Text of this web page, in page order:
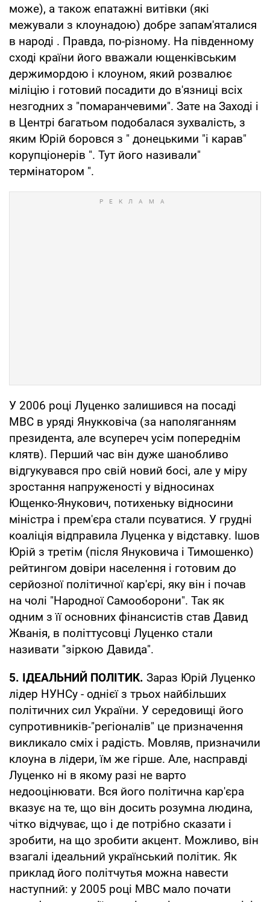
може), а також епатажні витівки (які
межували з клоунадою) добре запам'яталися
в народі . Правда, по-різному. На південному
сході країни його вважали ющенківським
держимордою і клоуном, який розвалює
міліцію і готовий посадити до в'язниці всіх
незгодних з "помаранчевими". Зате на Заході і
в Центрі багатьом подобалася зухвалість, з
яким Юрій боровся з " донецькими "і карав"
корупціонерів ". Тут його називали"
термінатором ".
У 2006 році Луценко залишився на посаді
МВС в уряді Янукковіча (за наполяганням
президента, але всупереч усім попереднім
клятв). Перший час він дуже шанобливо
відгукувався про свій новий босі, але у міру
зростання напруженості у відносинах
Ющенко-Янукович, потихеньку відносини
міністра і прем'єра стали псуватися. У грудні
коаліція відправила Луценка у відставку. Ішов
Юрій з третім (після Януковича і Тимошенко)
рейтингом довіри населення і готовим до
серйозної політичної кар'єрі, яку він і почав
на чолі "Народної Самооборони". Так як
одним з її основних фінансистів став Давид
Жванія, в політтусовці Луценко стали
називати "зіркою Давида".
5. ІДЕАЛЬНИЙ ПОЛІТИК. Зараз Юрій Луценко
лідер НУНСу - однієї з трьох найбільших
політичних сил України. У середовищі його
супротивників-"регіоналів" це призначення
викликало сміх і радість. Мовляв, призначили
клоуна в лідери, їм же гірше. Але, насправді
Луценко ні в якому разі не варто
недооцінювати. Вся його політична кар'єра
вказує на те, що він досить розумна людина,
чітко відчуває, що і де потрібно сказати і
зробити, на що зробити акцент. Можливо, він
взагалі ідеальний український політик. Як
приклад його політчутья можна навести
наступний: у 2005 році МВС мало почати